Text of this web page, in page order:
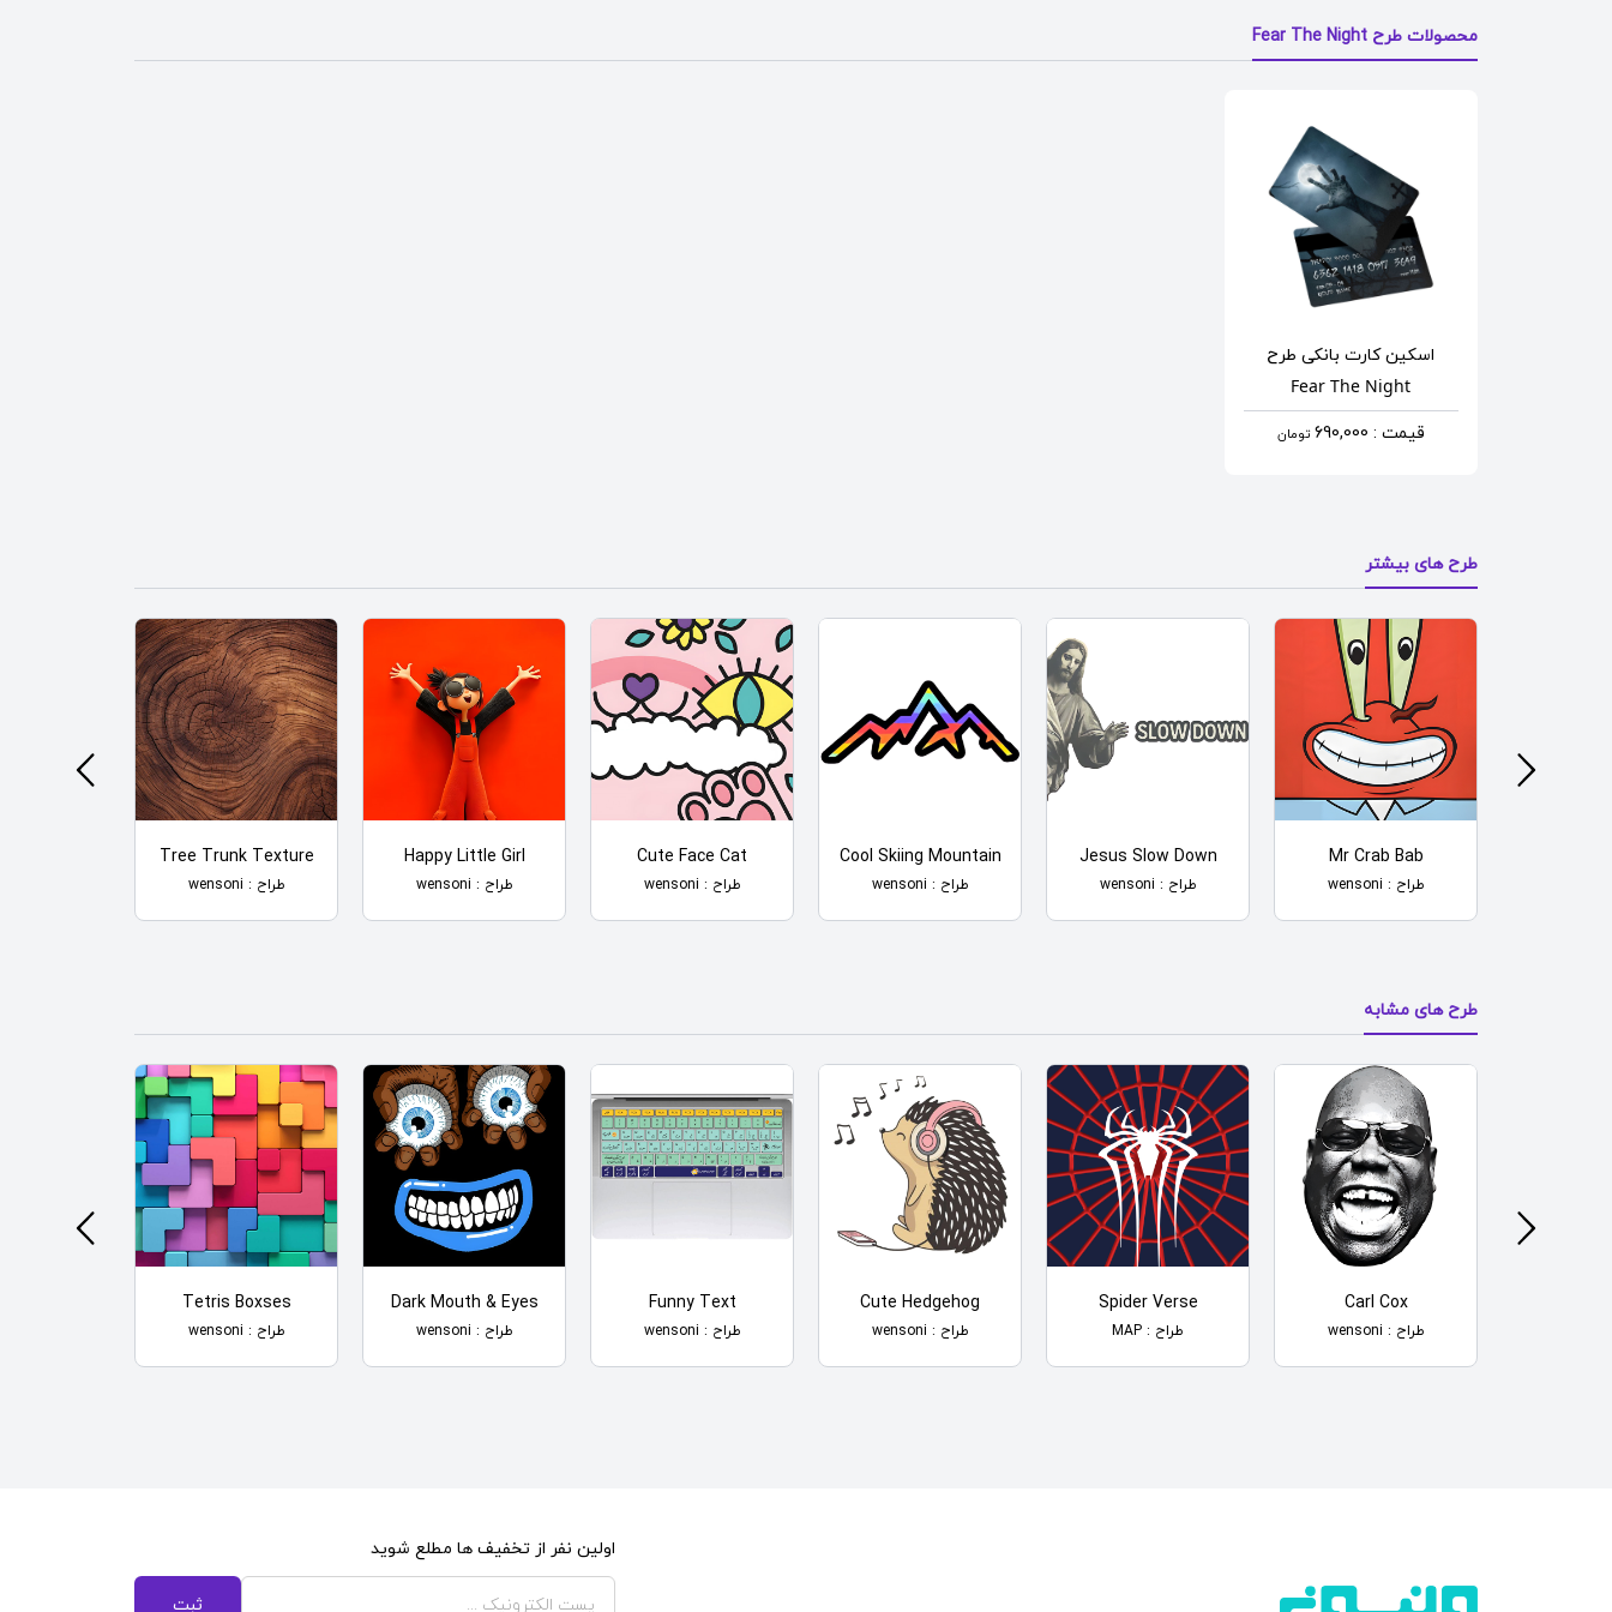
محصولات طرح Fear The Night
اسکین کارت بانکیطرح
Fear The Night
قیمت : 690,000 تومان
طرح های بیشتر
Mr Crab Bab
طراح : wensoni
Jesus Slow Down
طراح : wensoni
Cool Skiing Mountain
طراح : wensoni
Cute Face Cat
طراح : wensoni
Happy Little Girl
طراح : wensoni
Tree Trunk Texture
طراح : wensoni
طرح های مشابه
Carl Cox
طراح : wensoni
Spider Verse
طراح : MAP
Cute Hedgehog
طراح : wensoni
Funny Text
طراح : wensoni
Dark Mouth & Eyes
طراح : wensoni
Tetris Boxses
طراح : wensoni
اولین نفر از تخفیف ها مطلع شوید
ثبت